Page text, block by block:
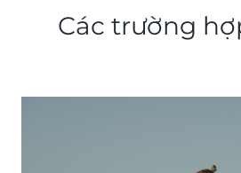
Các trường